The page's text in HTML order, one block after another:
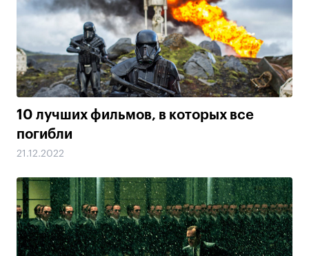
10 лучших фильмов, в которых все
погибли
21.12.2022